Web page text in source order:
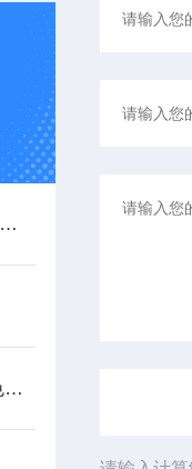
气相色谱分析仪的色谱定量，有两个重要依据！
山东气相色谱仪 中科谱气相色谱仪参数